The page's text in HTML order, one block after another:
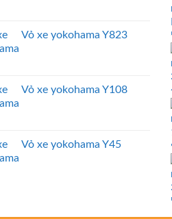
Vỏ xe yokohama Y823
Vỏ xe yokohama Y108
Vỏ xe yokohama Y45